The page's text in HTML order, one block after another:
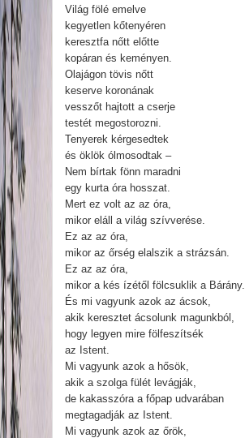
Világ fölé emelve
kegyetlen kőtenyéren
keresztfa nőtt előtte
kopáran és keményen.
Olajágon tövis nőtt
keserve koronának
vesszőt hajtott a cserje
testét megostorozni.
Tenyerek kérgesedtek
és öklök ólmosodtak –
Nem bírtak fönn maradni
egy kurta óra hosszat.
Mert ez volt az az óra,
mikor eláll a világ szívverése.
Ez az az óra,
mikor az őrség elalszik a strázsán.
Ez az az óra,
mikor a kés ízétől fölcsuklik a Bárány.
És mi vagyunk azok az ácsok,
akik keresztet ácsolunk magunkból,
hogy legyen mire fölfeszítsék
az Istent.
Mi vagyunk azok a hősök,
akik a szolga fülét levágják,
de kakasszóra a főpap udvarában
megtagadják az Istent.
Mi vagyunk azok az őrök,